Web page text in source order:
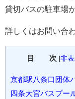
貸切バスの駐車場
詳しくはお問い合
目 次 [非
京都駅八条口団体
四条大宮バスプー